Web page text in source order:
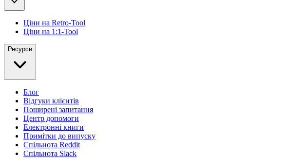
Ціни на Retro-Tool
Ціни на 1:1-Tool
Ресурси
Блог
Відгуки клієнтів
Поширені запитання
Центр допомоги
Електронні книги
Примітки до випуску
Спільнота Reddit
Спільнота Slack